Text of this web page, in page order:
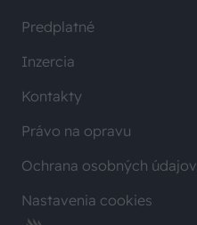
Predplatné
Inzercia
Kontakty
Právo na opravu
Ochrana osobných údajov
Nastavenia cookies